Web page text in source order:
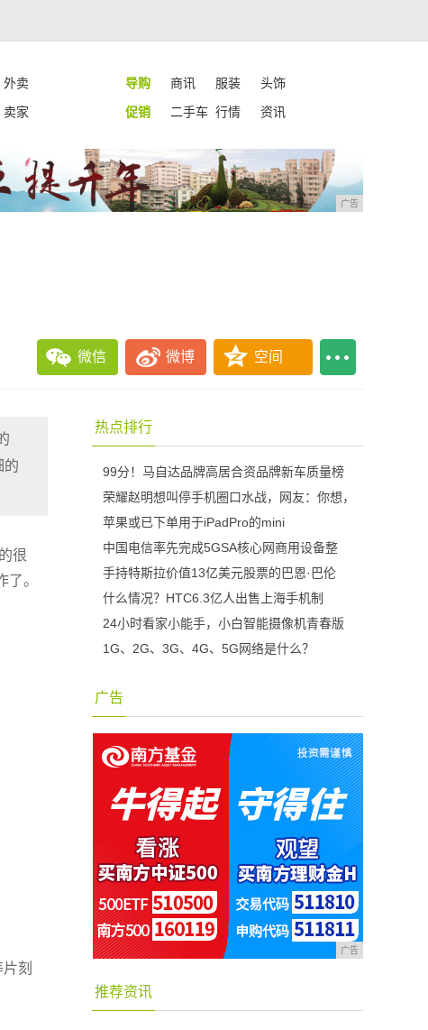
外卖 导购 商讯 服装
头饰
卖家 促销 二手车 行情 资讯
广告
微信 微博 空间
的
很
。
刻
热点排行
99分！马自达品牌高居合资品牌新车质量榜
荣耀赵明想叫停手机圈口水战，网友：你想，
苹果或已下单用于iPadPro的mini
中国电信率先完成5GSA核心网商用设备整
手持特斯拉价值13亿美元股票的巴恩·巴伦
什么情况？HTC6.3亿人出售上海手机制
24小时看家小能手，小白智能摄像机青春版
1G、2G、3G、4G、5G网络是什么？
广告
广告
推荐资讯